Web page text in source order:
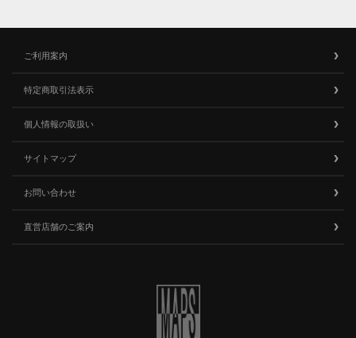
ご利用案内
特定商取引法表示
個人情報の取扱い
サイトマップ
お問い合わせ
直営店舗のご案内